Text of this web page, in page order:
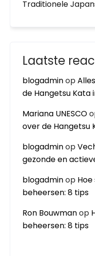
Traditionele
Laatste
blogadminop
de Hangetsu Kata
Mariana UNESCO
over de Hangetsu
blogadminop
gezonde en
blogadminop
beheersen: 8 tips
Ron Bouwmanop
beheersen: 8 tips